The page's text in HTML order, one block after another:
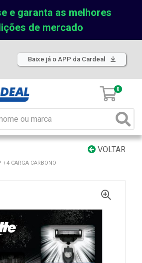
e garanta as melhores
de mercado
Baixe já o APP da Cardeal
0
VOLTAR
CARGA CARBONO